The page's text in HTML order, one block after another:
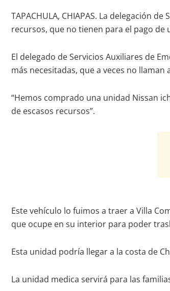
TAPACHULA, CHIAPAS. La delegación
recursos, que no tienen para el pago de
El delegado de Servicios Auxiliares de
más necesitadas, que a veces no
“Hemos comprado una unidad Nissan
de escasos recursos”.
Este vehículo lo fuimos a traer a Villa
que ocupe en su interior para poder
Esta unidad podría llegar a la costa de
La unidad medica servirá para las